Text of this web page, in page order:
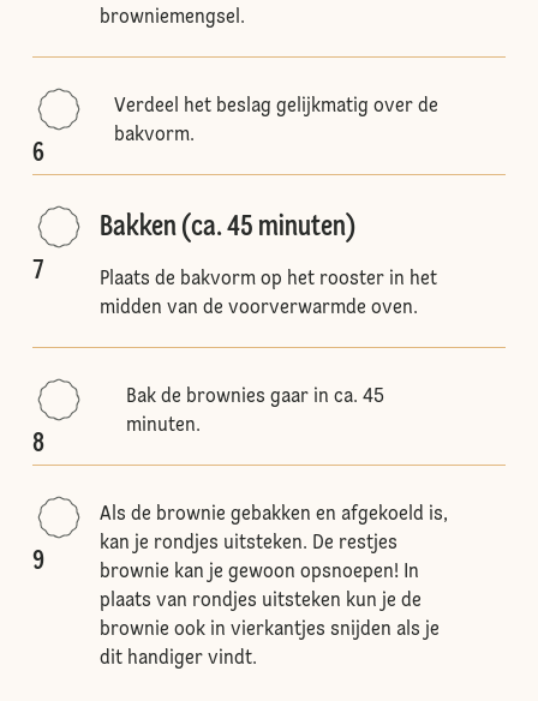
browniemengsel.
6
Verdeel het beslag gelijkmatig over de
bakvorm.
7
Bakken (ca. 45 minuten)
Plaats de bakvorm op het rooster in het
midden van de voorverwarmde oven.
8
Bak de brownies gaar in ca. 45
minuten.
9
Als de brownie gebakken en afgekoeld is,
kan je rondjes uitsteken. De restjes
brownie kan je gewoon opsnoepen! In
plaats van rondjes uitsteken kun je de
brownie ook in vierkantjes snijden als je
dit handiger vindt.